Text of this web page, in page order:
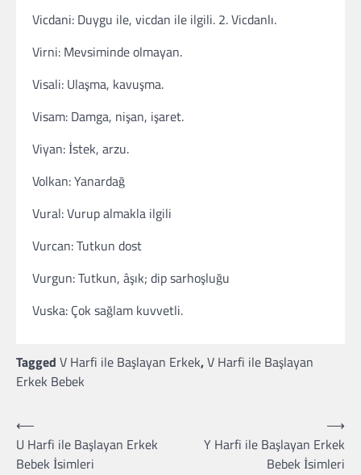
Vicdani: Duygu ile, vicdan ile ilgili. 2. Vicdanlı.
Virni: Mevsiminde olmayan.
Visali: Ulaşma, kavuşma.
Visam: Damga, nişan, işaret.
Viyan: İstek, arzu.
Volkan: Yanardağ
Vural: Vurup almakla ilgili
Vurcan: Tutkun dost
Vurgun: Tutkun, âşık; dip sarhoşluğu
Vuska: Çok sağlam kuvvetli.
Tagged V Harfi ile Başlayan Erkek,V Harfi ile Başlayan
Erkek Bebek
Yazı
gezinmesi
⟵
U Harfi ile Başlayan Erkek
Bebek İsimleri
Y Harfi ile Başlayan Erkek
Bebek İsimleri
⟶